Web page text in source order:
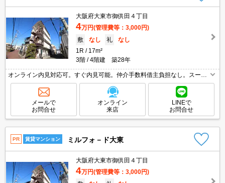
大阪府大東市御供田４丁目
4万円(管理費等：3,000円)
敷
なし 礼
なし
1R
17m²
3階
4階建 築28年
オンライン内見対応可。すぐ内見可能。仲介手数料借主負担なし。スーパ
ーへ300m 自転車での買物も便利。角部屋をお探しの方に。引越会社指定
(実費)。家具配置はイメ－ジです。家具・調度品等は含まれません。
メールで
お問合せ
オンライン
来店
LINEで
お問合せ
PR 賃貸マンション ミルフォ－ド大東
大阪府大東市御供田４丁目
4万円(管理費等：3,000円)